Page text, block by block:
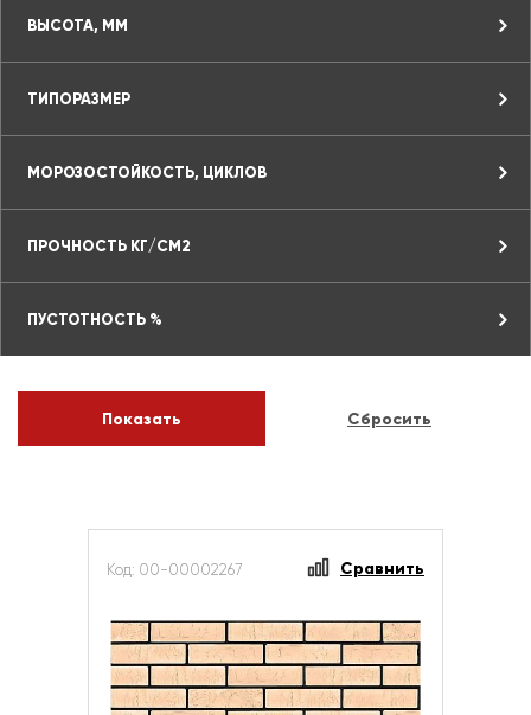
ВЫСОТА, ММ
ТИПОРАЗМЕР
МОРОЗОСТОЙКОСТЬ, ЦИКЛОВ
ПРОЧНОСТЬ КГ/СМ2
ПУСТОТНОСТЬ %
Код: 00-00002267 Сравнить